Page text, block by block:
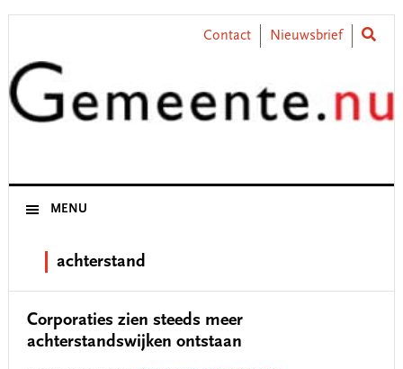
Skip
primary
navigation
Skip
content
Skip
primary
sidebar
Skip
footer
Contact Nieuwsbrief
MENU
achterstand
Corporaties zien steeds meer
achterstandswijken ontstaan